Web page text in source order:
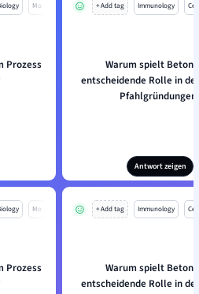
Mo
Prozess
+ Add tag Immunology
Warum spielt Beton
entscheidende Rolle in
Antwort zeigen
Mo
Prozess
+ Add tag Immunology
Warum spielt Beton
entscheidende Rolle in